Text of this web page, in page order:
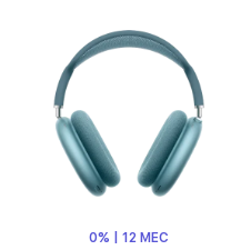
0% | 12 МЕС